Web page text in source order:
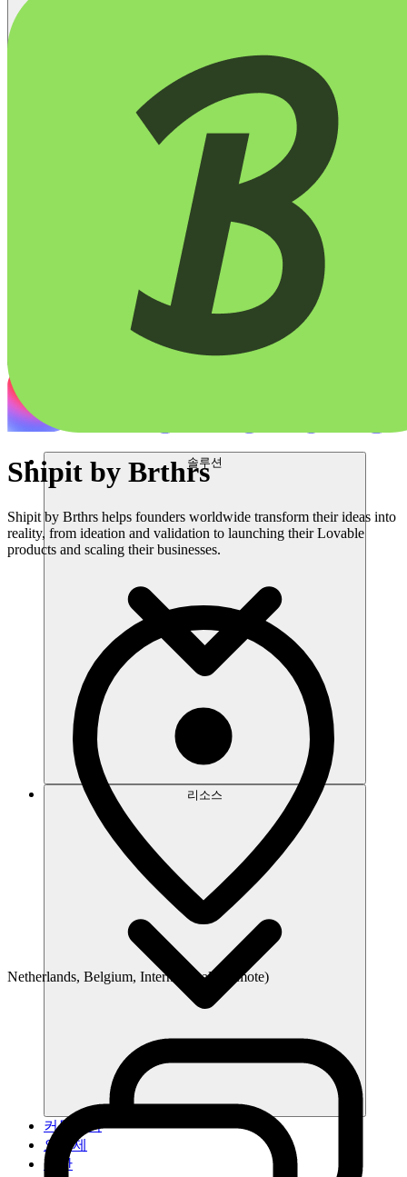
솔루션
리소스
커뮤니티
요금제
보안
Shipit by Brthrs
Shipit by Brthrs helps founders worldwide transform their ideas into
reality, from ideation and validation to launching their Lovable
products and scaling their businesses.
Netherlands, Belgium, International (Remote)